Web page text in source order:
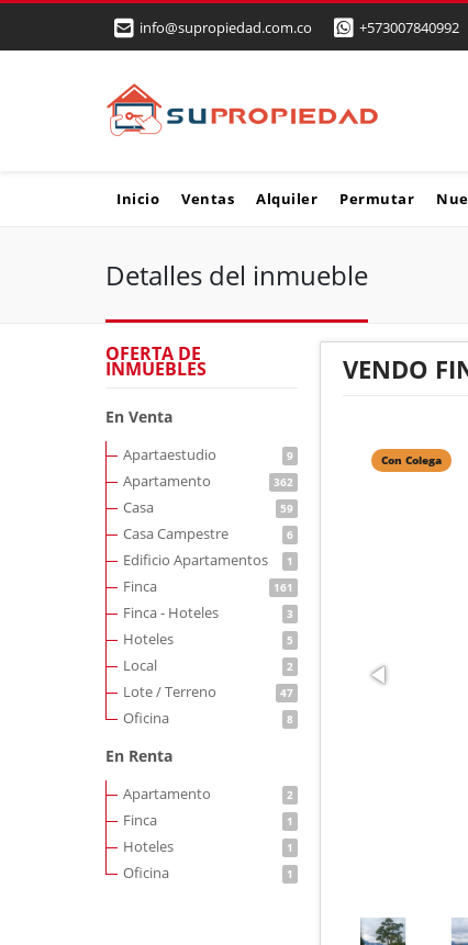
info@supropiedad.com.co +573007840992
Inicio Ventas Alquiler Permutar
Detalles del inmueble
OFERTA DE
INMUEBLES
En Venta
Apartaestudio 9
Apartamento 362
Casa 59
Casa Campestre 6
Edificio Apartamentos 1
Finca 161
Finca - Hoteles 3
Hoteles 5
Local 2
Lote / Terreno 47
Oficina 8
En Renta
Apartamento 2
Finca 1
Hoteles 1
Oficina 1
VENDO
Con Colega